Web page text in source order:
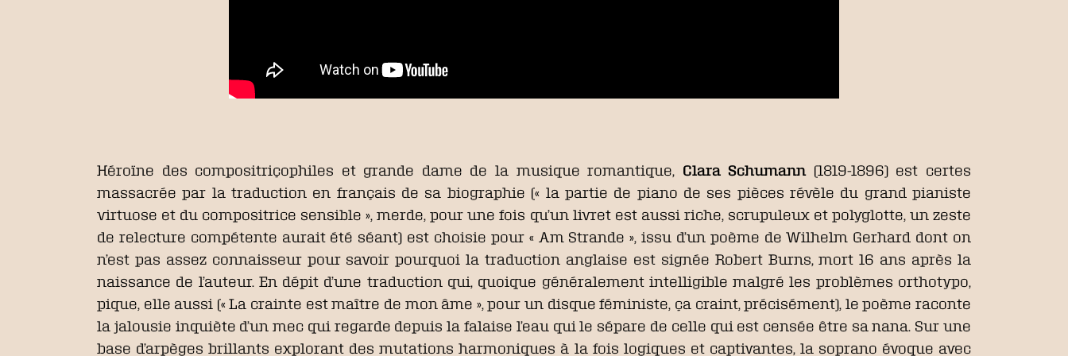
Héroïne des compositriçophiles et grande dame de la musique romantique, Clara Schumann(1819-1896) est certes
massacrée par la traduction en français de sa biographie (« la partie de piano de ses pièces révèle du grand pianiste
virtuose et du compositrice sensible », merde, pour une fois qu’un livret est aussi riche, scrupuleux et polyglotte, un zeste
de relecture compétente aurait été séant) est choisie pour « Am Strande », issu d’un poème de Wilhelm Gerhard dont on
n’est pas assez connaisseur pour savoir pourquoi la traduction anglaise est signée Robert Burns, mort 16 ans après la
naissance de l’auteur. En dépit d’une traduction qui, quoique généralement intelligible malgré les problèmes orthotypo,
pique, elle aussi (« La crainte est maître de mon âme », pour un disque féministe, ça craint, précisément), le poème raconte
la jalousie inquiète d’un mec qui regarde depuis la falaise l’eau qui le sépare de celle qui est censée être sa nana. Sur une
base d’arpèges brillants explorant des mutations harmoniques à la fois logiques et captivantes, la soprano évoque avec